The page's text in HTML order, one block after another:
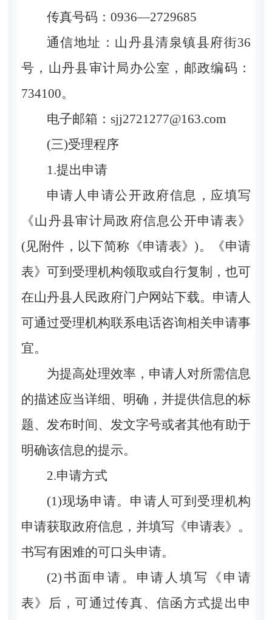
传真号码：0936—2729685
通信地址：山丹县清泉镇县府街36
号，山丹县审计局办公室，邮政编码：
734100。
电子邮箱：sjj2721277@163.com
(三)受理程序
1.提出申请
申请人申请公开政府信息，应填写
《山丹县审计局政府信息公开申请表》
(见附件，以下简称《申请表》)。《申请
表》可到受理机构领取或自行复制，也可
在山丹县人民政府门户网站下载。申请人
可通过受理机构联系电话咨询相关申请事
宜。
为提高处理效率，申请人对所需信息
的描述应当详细、明确，并提供信息的标
题、发布时间、发文字号或者其他有助于
明确该信息的提示。
2.申请方式
(1)现场申请。申请人可到受理机构
申请获取政府信息，并填写《申请表》。
书写有困难的可口头申请。
(2)书面申请。申请人填写《申请
表》后，可通过传真、信函方式提出申